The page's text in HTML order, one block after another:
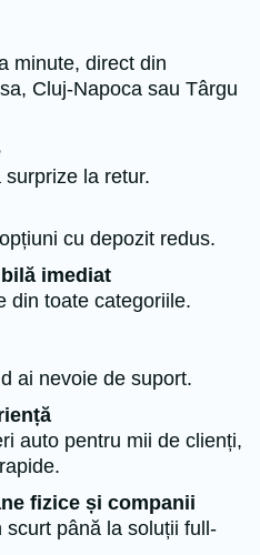
minute, direct din
Cluj-Napoca sau Târgu
la retur.
cu depozit redus.
imediat
din toate categoriile.
ai nevoie de suport.
auto pentru mii de clienți,
fizice și companii
până la soluții full-